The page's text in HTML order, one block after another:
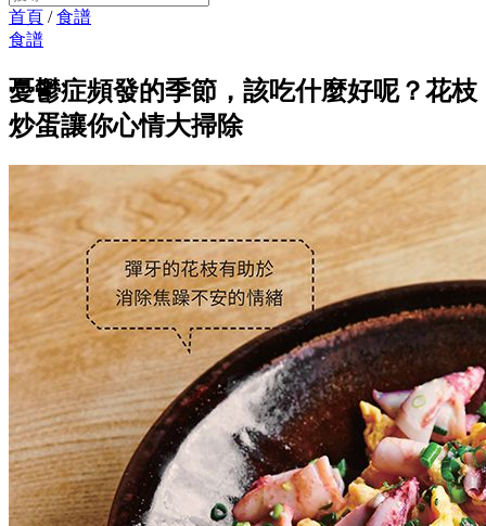
首頁 /食譜
食譜
憂鬱症頻發的季節，該吃什麼好呢？花枝
炒蛋讓你心情大掃除